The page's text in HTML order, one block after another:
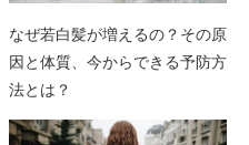
なぜ若白髪が増えるの？その原
因と体質、今からできる予防方
法とは？